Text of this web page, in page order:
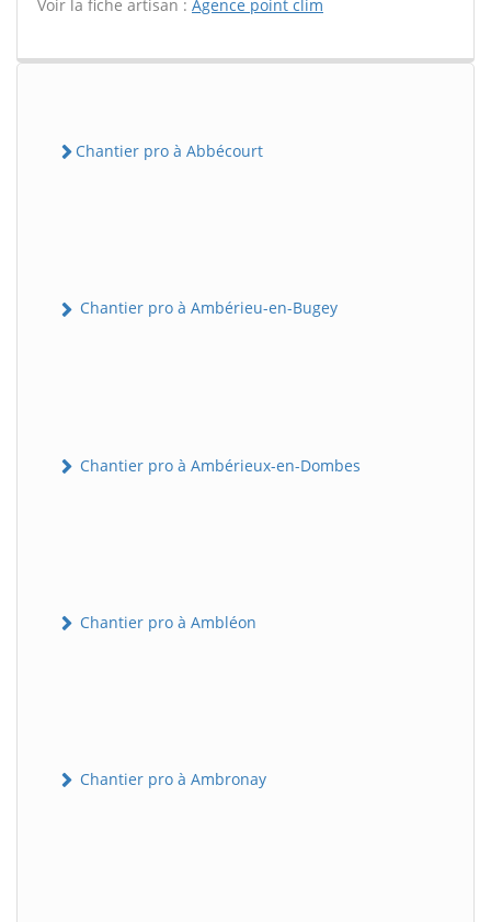
Voir la fiche artisan : Agence point clim
Chantier pro à Abbécourt
Chantier pro à Ambérieu-en-Bugey
Chantier pro à Ambérieux-en-Dombes
Chantier pro à Ambléon
Chantier pro à Ambronay